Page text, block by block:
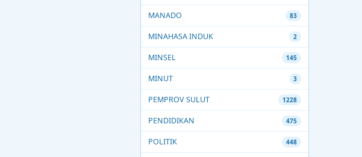
MANADO 83
MINAHASA INDUK 2
MINSEL 145
MINUT 3
PEMPROV SULUT 1228
PENDIDIKAN 475
POLITIK 448